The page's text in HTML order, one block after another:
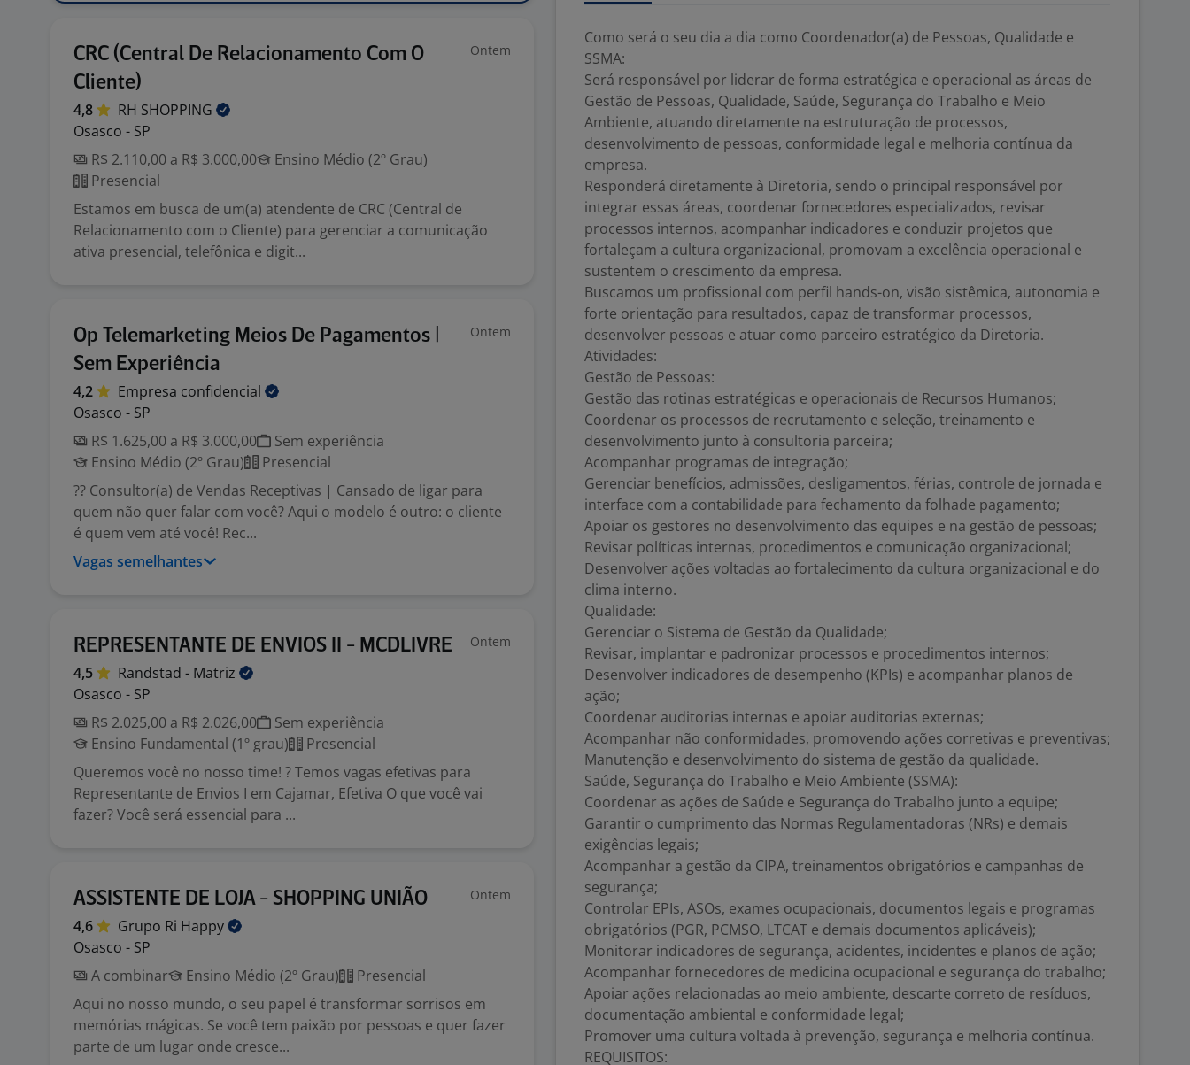
CRC (Central De Relacionamento Com O
Cliente)
Ontem
4,8 RH SHOPPING
Osasco - SP
R$ 2.110,00 a R$ 3.000,00
Ensino Médio (2º Grau)
Presencial
Estamos em busca de um(a) atendente de CRC (Central de
Relacionamento com o Cliente) para gerenciar a comunicação
ativa presencial, telefônica e digit...
Op Telemarketing Meios De Pagamentos |
Sem Experiência
Ontem
4,2 Empresa confidencial
Osasco - SP
R$ 1.625,00 a R$ 3.000,00
Sem experiência
Ensino Médio (2º Grau)
Presencial
?? Consultor(a) de Vendas Receptivas | Cansado de ligar para
quem não quer falar com você? Aqui o modelo é outro: o cliente
é quem vem até você! Rec...
Vagas semelhantes
REPRESENTANTE DE ENVIOS II - MCDLIVRE Ontem
4,5 Randstad - Matriz
Osasco - SP
R$ 2.025,00 a R$ 2.026,00
Sem experiência
Ensino Fundamental (1º grau)
Presencial
Queremos você no nosso time! ? Temos vagas efetivas para
Representante de Envios I em Cajamar, Efetiva O que você vai
fazer? Você será essencial para ...
ASSISTENTE DE LOJA - SHOPPING UNIÃO Ontem
4,6 Grupo Ri Happy
Osasco - SP
A combinar
Ensino Médio (2º Grau)
Presencial
Aqui no nosso mundo, o seu papel é transformar sorrisos em
memórias mágicas. Se você tem paixão por pessoas e quer fazer
parte de um lugar onde cresce...
Como será o seu dia a dia como Coordenador(a) de Pessoas, Qualidade e
SSMA:
Será responsável por liderar de forma estratégica e operacional as áreas de
Gestão de Pessoas, Qualidade, Saúde, Segurança do Trabalho e Meio
Ambiente, atuando diretamente na estruturação de processos,
desenvolvimento de pessoas, conformidade legal e melhoria contínua da
empresa.
Responderá diretamente à Diretoria, sendo o principal responsável por
integrar essas áreas, coordenar fornecedores especializados, revisar
processos internos, acompanhar indicadores e conduzir projetos que
fortaleçam a cultura organizacional, promovam a excelência operacional e
sustentem o crescimento da empresa.
Buscamos um profissional com perfil hands-on, visão sistêmica, autonomia e
forte orientação para resultados, capaz de transformar processos,
desenvolver pessoas e atuar como parceiro estratégico da Diretoria.
Atividades:
Gestão de Pessoas:
Gestão das rotinas estratégicas e operacionais de Recursos Humanos;
Coordenar os processos de recrutamento e seleção, treinamento e
desenvolvimento junto à consultoria parceira;
Acompanhar programas de integração;
Gerenciar benefícios, admissões, desligamentos, férias, controle de jornada e
interface com a contabilidade para fechamento da folhade pagamento;
Apoiar os gestores no desenvolvimento das equipes e na gestão de pessoas;
Revisar políticas internas, procedimentos e comunicação organizacional;
Desenvolver ações voltadas ao fortalecimento da cultura organizacional e do
clima interno.
Qualidade:
Gerenciar o Sistema de Gestão da Qualidade;
Revisar, implantar e padronizar processos e procedimentos internos;
Desenvolver indicadores de desempenho (KPIs) e acompanhar planos de
ação;
Coordenar auditorias internas e apoiar auditorias externas;
Acompanhar não conformidades, promovendo ações corretivas e preventivas;
Manutenção e desenvolvimento do sistema de gestão da qualidade.
Saúde, Segurança do Trabalho e Meio Ambiente (SSMA):
Coordenar as ações de Saúde e Segurança do Trabalho junto a equipe;
Garantir o cumprimento das Normas Regulamentadoras (NRs) e demais
exigências legais;
Acompanhar a gestão da CIPA, treinamentos obrigatórios e campanhas de
segurança;
Controlar EPIs, ASOs, exames ocupacionais, documentos legais e programas
obrigatórios (PGR, PCMSO, LTCAT e demais documentos aplicáveis);
Monitorar indicadores de segurança, acidentes, incidentes e planos de ação;
Acompanhar fornecedores de medicina ocupacional e segurança do trabalho;
Apoiar ações relacionadas ao meio ambiente, descarte correto de resíduos,
documentação ambiental e conformidade legal;
Promover uma cultura voltada à prevenção, segurança e melhoria contínua.
REQUISITOS: